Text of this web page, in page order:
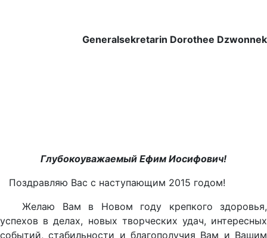
Generalsekretarin Dorothee Dzwonnek
Глубокоуважаемый Ефим Иосифович!
Поздравляю Вас с наступающим 2015 годом!
Желаю Вам в Новом году крепкого здоровья,
успехов в делах, новых творческих удач, интересных
событий, стабильности и благополучия Вам и Вашим